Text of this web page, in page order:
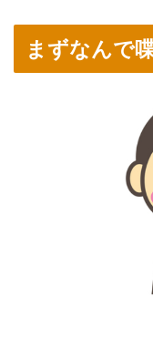
まずなんで